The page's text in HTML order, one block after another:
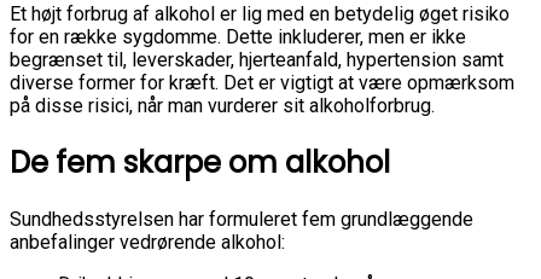
Et højt forbrug af alkohol er lig med en betydelig øget risiko
for en række sygdomme. Dette inkluderer, men er ikke
begrænset til, leverskader, hjerteanfald, hypertension samt
diverse former for kræft. Det er vigtigt at være opmærksom
på disse risici, når man vurderer sit alkoholforbrug.
De fem skarpe om alkohol
Sundhedsstyrelsen har formuleret fem grundlæggende
anbefalinger vedrørende alkohol: